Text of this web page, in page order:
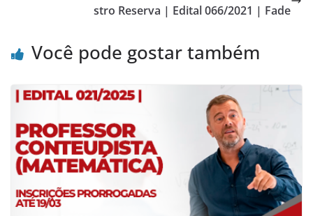
stro Reserva | Edital 066/2021 | Fade
Você pode gostar também